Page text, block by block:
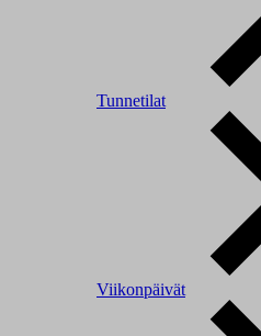
Tunnetilat
Viikonpäivät